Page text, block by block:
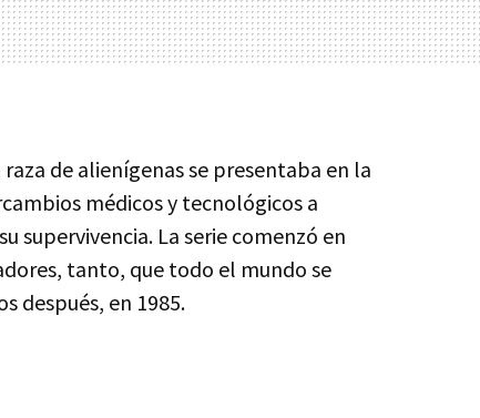
de alienígenas se presentaba en la
médicos y tecnológicos a
supervivencia. La serie comenzó en
tanto, que todo el mundo se
después, en 1985.